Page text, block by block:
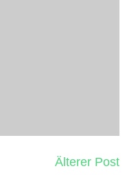
Älterer Post